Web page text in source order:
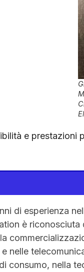
e prestazioni
di esperienza
è
e nelle
consumo, nella